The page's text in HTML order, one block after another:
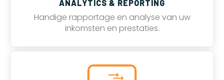
ANALYTICS & REPORTING
Handige rapportage en analyse van uw
inkomsten en prestaties.